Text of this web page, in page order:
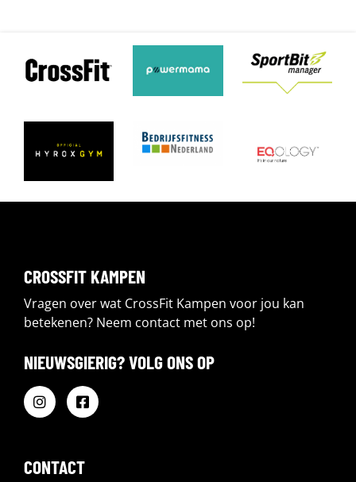
CROSSFIT KAMPEN
Vragen over wat CrossFit Kampen voor jou kan
betekenen? Neem contact met ons op!
NIEUWSGIERIG? VOLG ONS OP
CONTACT